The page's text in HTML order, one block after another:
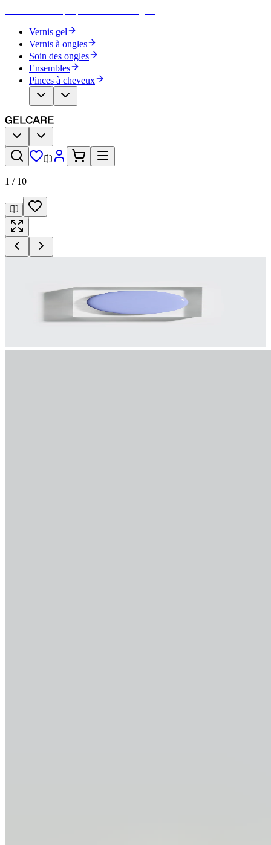
Vernis gel
Vernis à ongles
Soin des ongles
Ensembles
Pinces à cheveux
1 / 10